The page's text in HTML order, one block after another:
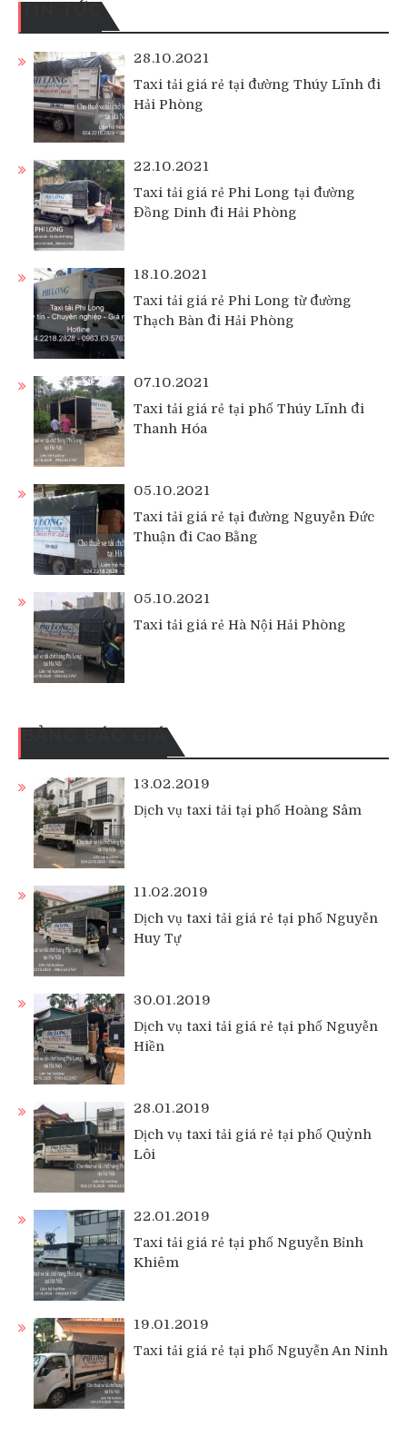
TIN TỨC
28.10.2021
Taxi tải giá rẻ tại đường Thúy Lĩnh đi
Hải Phòng
22.10.2021
Taxi tải giá rẻ Phi Long tại đường
Đồng Dinh đi Hải Phòng
18.10.2021
Taxi tải giá rẻ Phi Long từ đường
Thạch Bàn đi Hải Phòng
07.10.2021
Taxi tải giá rẻ tại phố Thúy Lĩnh đi
Thanh Hóa
05.10.2021
Taxi tải giá rẻ tại đường Nguyễn Đức
Thuận đi Cao Bằng
05.10.2021
Taxi tải giá rẻ Hà Nội Hải Phòng
BẢNG BÁO GIÁ
13.02.2019
Dịch vụ taxi tải tại phố Hoàng Sâm
11.02.2019
Dịch vụ taxi tải giá rẻ tại phố Nguyễn
Huy Tự
30.01.2019
Dịch vụ taxi tải giá rẻ tại phố Nguyễn
Hiền
28.01.2019
Dịch vụ taxi tải giá rẻ tại phố Quỳnh
Lôi
22.01.2019
Taxi tải giá rẻ tại phố Nguyễn Bỉnh
Khiêm
19.01.2019
Taxi tải giá rẻ tại phố Nguyễn An Ninh